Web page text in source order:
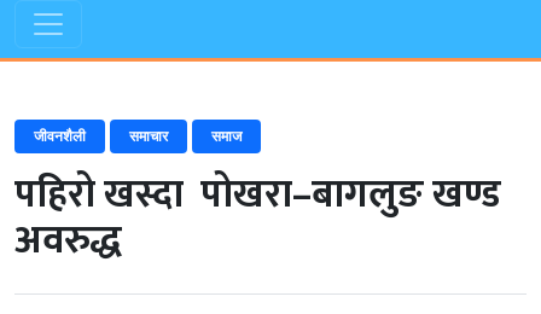
जीवनशैली समाचार समाज
पहिरो खस्दा पोखरा–बागलुङ खण्ड
अवरुद्ध